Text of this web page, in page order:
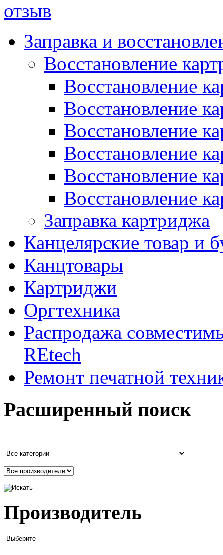
Заправка и
Восстановление
Восстановление
Восстановление
Восстановление
Восстановление
Восстановление
Восстановление
Заправка картриджа
Канцелярские товар и
Канцтовары
Картриджи
Оргтехника
Распродажа
REtech
Ремонт печатной
Расширенный поиск
Производитель